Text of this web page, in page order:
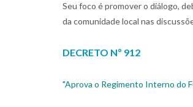
Seu foco é promover o diálogo,
da comunidade local nas
DECRETO Nº 912
"Aprova o Regimento Interno do